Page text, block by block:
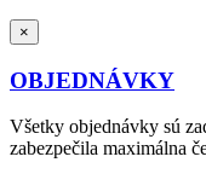
×
OBJEDNÁVKY
Všetky objednávky sú
zabezpečila maximálna